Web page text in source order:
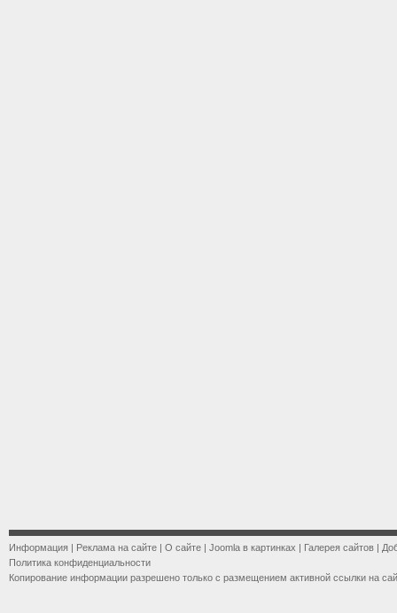
Информация | Реклама на сайте | О сайте | Joomla в картинках | Галерея сайтов |
Политика конфиденциальности
Копирование информации разрешено только с размещением активной ссылки на